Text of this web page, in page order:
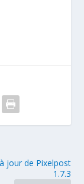
jour de Pixelpost
1.7.3